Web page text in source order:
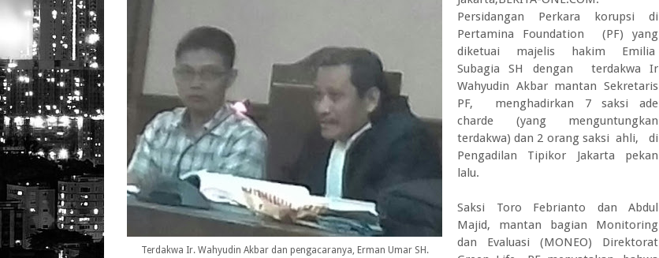
Terdakwa Ir. Wahyudin Akbar dan pengacaranya, Erman Umar SH.
Persidangan Perkara korupsi di
Pertamina Foundation (PF) yang
diketuai majelis hakim Emilia
Subagia SH dengan terdakwa Ir
Wahyudin Akbar mantan Sekretaris
PF, menghadirkan 7 saksi ade
charde (yang menguntungkan
terdakwa) dan 2 orang saksi ahli, di
Pengadilan Tipikor Jakarta pekan
lalu.
Saksi Toro Febrianto dan Abdul
Majid, mantan bagian Monitoring
dan Evaluasi (MONEO) Direktorat